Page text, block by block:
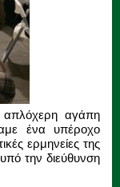
αγάπη
ένα υπέροχο
ερμηνείες της
την διεύθυνση